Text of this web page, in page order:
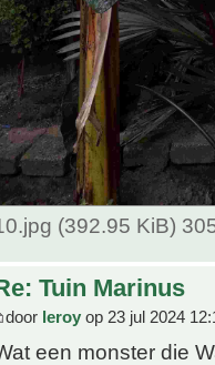
(392.95 KiB)
Tuin Marinus
door leroy op 23 jul 2024
een monster die